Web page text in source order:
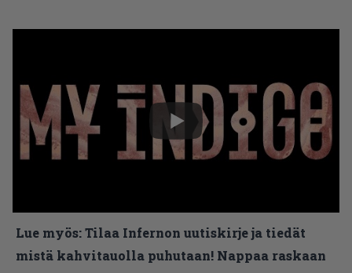
Lue myös:Tilaa Infernon uutiskirje ja tiedät
mistä kahvitauolla puhutaan! Nappaa raskaan